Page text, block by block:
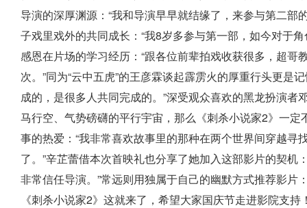
导演的深厚渊源：“我和导演早早就结缘了，来参与第二部
子戏里戏外的共同成长：“我8岁多参与第一部，如今对于
感恩在片场的学习经历：“跟各位前辈拍戏收获很多，超
次。”同为“云中五虎”的王彦霖谈起霹雳火的厚重行头更是
成的，是很多人共同完成的。”深受观众喜欢的黑龙扮演
马行空、气势磅礴的平行宇宙，那么《刺杀小说家2》一定
事的热爱：“我非常喜欢故事里的那种在两个世界间穿越
了。”辛芷蕾借本次首映礼也分享了她加入这部影片的契
非常信任导演。”常远则用独属于自己的幽默方式推荐影片
《刺杀小说家2》这就来了，希望大家国庆节走进影院支持